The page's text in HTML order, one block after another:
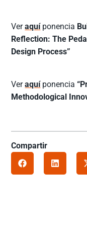
Veraquíponencia
Reflection: The
Design Process”
Veraquíponencia
Methodological
Compartir